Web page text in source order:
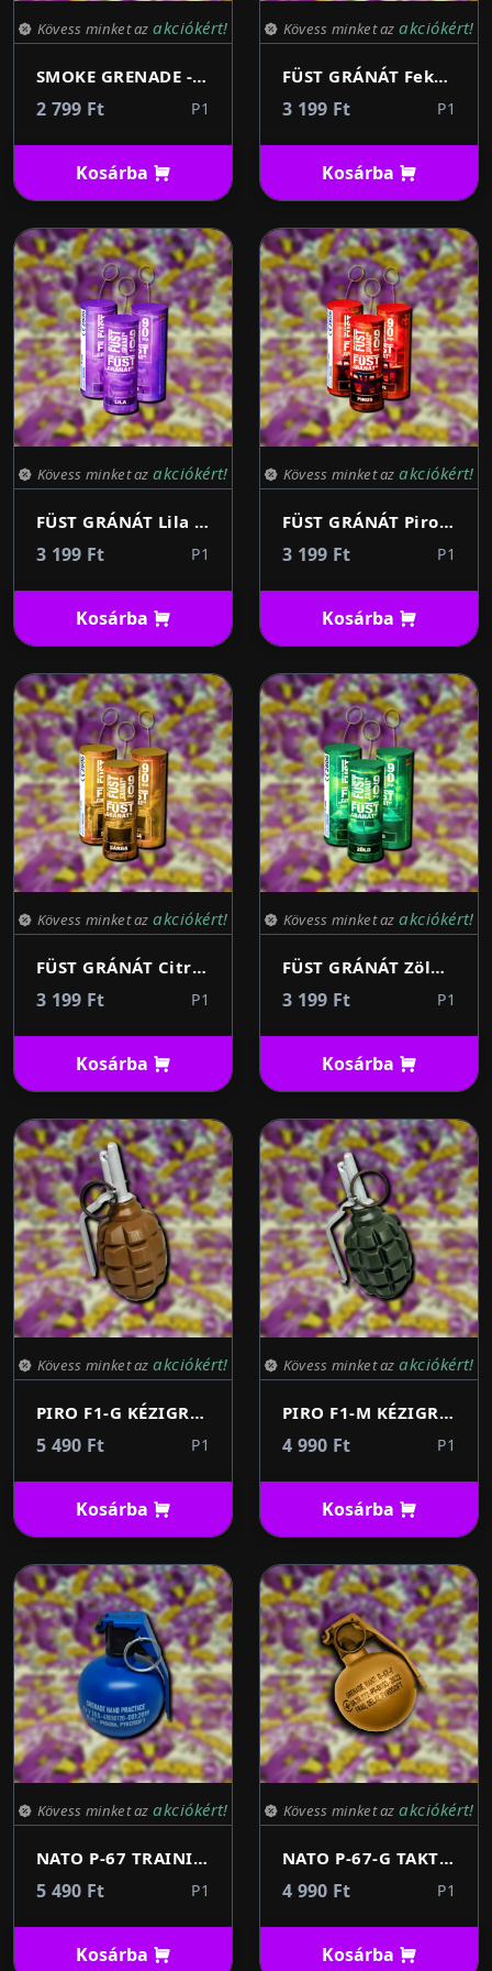
Kövess minket azakciókért!
SMOKE GRENADE - Piros 60s
2 799 Ft P1
Kosárba
Kövess minket azakciókért!
FÜST GRÁNÁT Fekete 90s 1db (rántózsinórral)
3 199 Ft P1
Kosárba
Kövess minket azakciókért!
FÜST GRÁNÁT Lila 90s 1db (rántózsinórral)
3 199 Ft P1
Kosárba
Kövess minket azakciókért!
FÜST GRÁNÁT Piros 90s 1db (rántózsinórral)
3 199 Ft P1
Kosárba
Kövess minket azakciókért!
FÜST GRÁNÁT Citromsárga 90s 1db (rántózsinórral)
3 199 Ft P1
Kosárba
Kövess minket azakciókért!
FÜST GRÁNÁT Zöld 90s 1db (rántózsinórral)
3 199 Ft P1
Kosárba
Kövess minket azakciókért!
PIRO F1-G KÉZIGRÁNÁT - Airsofthoz (barna)
5 490 Ft P1
Kosárba
Kövess minket azakciókért!
PIRO F1-M KÉZIGRÁNÁT - Airsofthoz (sötétzöld)
4 990 Ft P1
Kosárba
Kövess minket azakciókért!
NATO P-67 TRAINING TAKTIKAI KÉZIGRÁNÁT - Airsofthoz (kék)
5 490 Ft P1
Kosárba
Kövess minket azakciókért!
NATO P-67-G TAKTIKAI KÉZIGRÁNÁT - Airsofthoz (sivatagi homok)
4 990 Ft P1
Kosárba